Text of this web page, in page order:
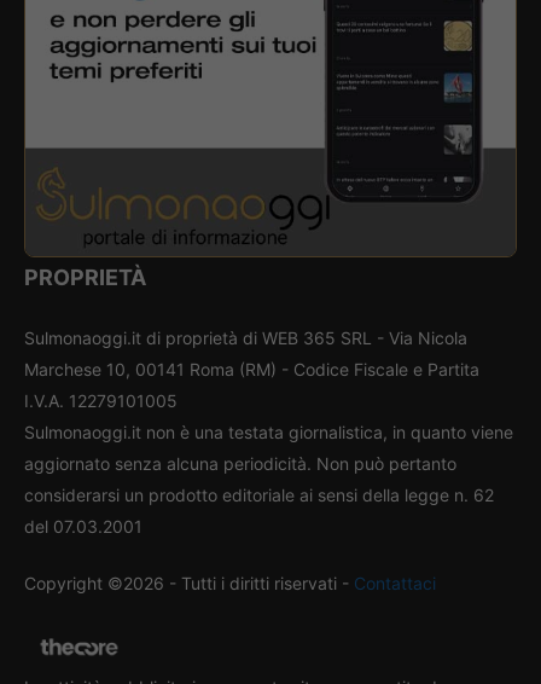
PROPRIETÀ
Sulmonaoggi.it di proprietà di WEB 365 SRL - Via Nicola
Marchese 10, 00141 Roma (RM) - Codice Fiscale e Partita
I.V.A. 12279101005
Sulmonaoggi.it non è una testata giornalistica, in quanto viene
aggiornato senza alcuna periodicità. Non può pertanto
considerarsi un prodotto editoriale ai sensi della legge n. 62
del 07.03.2001
Copyright ©2026 - Tutti i diritti riservati - Contattaci